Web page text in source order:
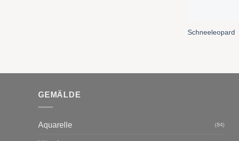
Schneeleopard
GEMÄLDE
Aquarelle (84)